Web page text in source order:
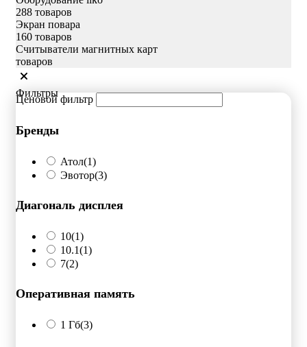
288 товаров
Экран повара
160 товаров
Считыватели магнитных карт
товаров
Фильтры
Ценовой фильтр
Бренды
Атол(1)
Эвотор(3)
Диагональ дисплея
10(1)
10.1(1)
7(2)
Оперативная память
1 Гб(3)